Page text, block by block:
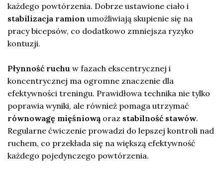
każdego powtórzenia. Dobrze ustawione ciało i
stabilizacja ramion umożliwiają skupienie się na
pracy bicepsów, co dodatkowo zmniejsza ryzyko
kontuzji.
Płynność ruchu w fazach ekscentrycznej i
koncentrycznej ma ogromne znaczenie dla
efektywności treningu. Prawidłowa technika nie tylko
poprawia wyniki, ale również pomaga utrzymać
równowagę mięśniową oraz stabilność stawów.
Regularne ćwiczenie prowadzi do lepszej kontroli nad
ruchem, co przekłada się na większą efektywność
każdego pojedynczego powtórzenia.